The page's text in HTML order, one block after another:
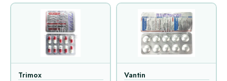
Trimox Vantin